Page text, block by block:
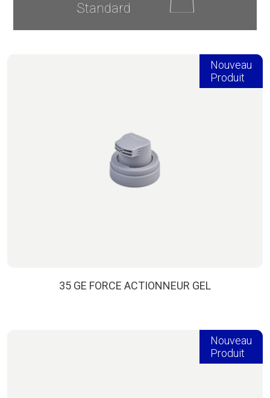
Standard
Nouveau
Produit
35 GE FORCE ACTIONNEUR GEL
Nouveau
Produit